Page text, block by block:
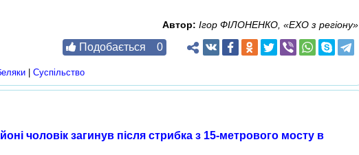
Автор: Ігор ФІЛОНЕНКО, «ЕХО з регіону»
Подобається 0
Суспільство
чоловік загинув після стрибка з 15-метрового мосту в